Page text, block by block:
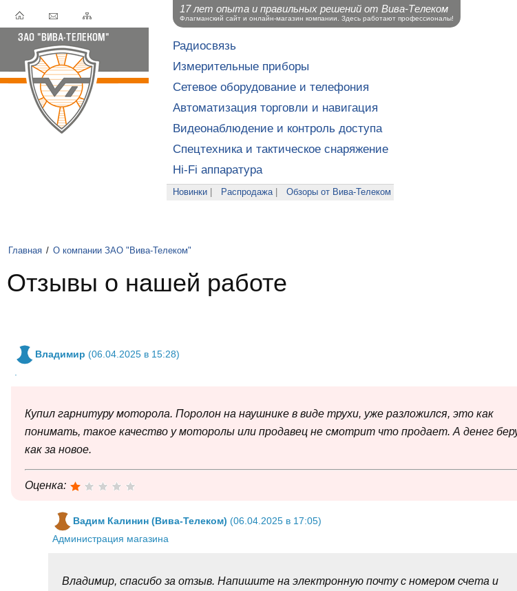
Радиосвязь
Измерительные приборы
Сетевое оборудование и телефония
Автоматизация торговли и навигация
Видеонаблюдение и контроль доступа
Спецтехника и тактическое снаряжение
Hi-Fi аппаратура
Новинки Распродажа| Обзоры от Вива-Телеком
Главная / О компании ЗАО "Вива-Телеком"
Отзывы о нашей работе
Владимир (06.04.2025 в 15:28)
Купил гарнитуру моторола. Поролон на наушнике в виде трухи, уже разложился, это как
понимать, такое качество у моторолы или продавец не смотрит что продает. А денег
как за новое.
Оценка:
Вадим Калинин (Вива-Телеком) (06.04.2025 в 17:05)
Администрация магазина
Владимир, спасибо за отзыв. Напишите на электронную почту с номером счета и
17 лет опыта и правильных решений от Вива-Телеком
Флагманский сайт и онлайн-магазин компании. Здесь работают профессионалы!